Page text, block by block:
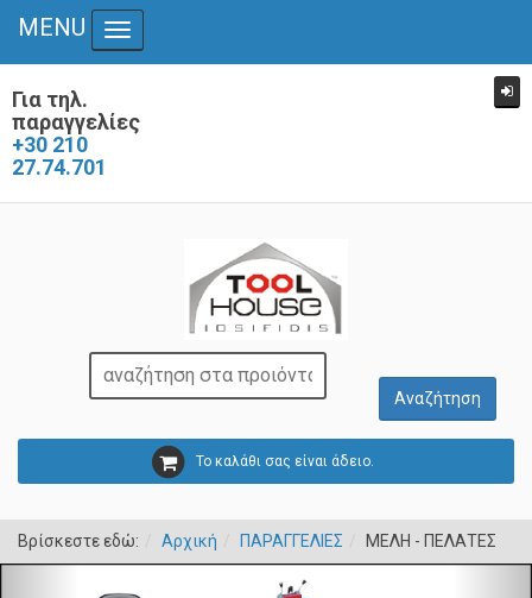
Για τηλ.
παραγγελίες
+30 210
27.74.701
Το καλάθι σας είναι άδειο.
MENU Toggle navigation
Βρίσκεστε εδώ: Αρχική ΠΑΡΑΓΓΕΛΙΕΣ ΜΕΛΗ - ΠΕΛΑΤΕΣ